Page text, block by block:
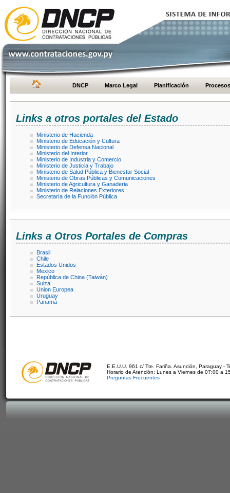
DNCP Marco Legal Planificación Procesos
Links a otros portales del Estado
Ministerio de Hacienda
Ministerio de Educación y Cultura
Ministerio de Defensa Nacional
Ministerio del Interior
Ministerio de Industria y Comercio
Ministerio de Justicia y Trabajo
Ministerio de Salud Pública y Bienestar Social
Ministerio de Obras Públicas y Comunicaciones
Ministerio de Agricultura y Ganaderia
Ministerio de Relaciones Exteriores
Secretaría de la Función Pública
Links a Otros Portales de Compras
Brasil
Chile
Estados Unidos
Mexico
República de China (Taiwán)
Suiza
Union Europea
Uruguay
Panamá
E.E.U.U. 961 c/ Tte. Fariña. Asunción, Paraguay -
Horario de Atención: Lunes a Viernes de 07:00 a
Preguntas Frecuentes